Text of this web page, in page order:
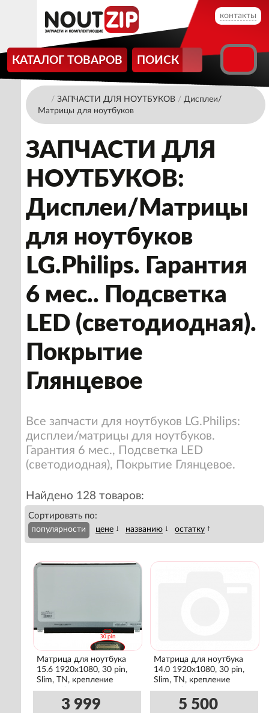
контакты
КАТАЛОГ ТОВАРОВ ПОИСК
/ ЗАПЧАСТИ ДЛЯ НОУТБУКОВ / Дисплеи/
Матрицы для ноутбуков
ЗАПЧАСТИ ДЛЯ
НОУТБУКОВ:
Дисплеи/Матрицы
для ноутбуков
LG.Philips. Гарантия
6 мес.. Подсветка
LED (светодиодная).
Покрытие
Глянцевое
Все запчасти для ноутбуков LG.Philips:
дисплеи/матрицы для ноутбуков.
Гарантия 6 мес., Подсветка LED
(светодиодная), Покрытие Глянцевое.
Найдено 128 товаров:
Сортировать по:
популярности цене ↓ названию ↓ остатку ↑
Матрица для ноутбука
15.6 1920x1080, 30 pin,
Slim, TN, крепление
сверху/снизу
3 999
Матрица для ноутбука
14.0 1920x1080, 30 pin,
Slim, TN, крепление
сверху/снизу
5 500